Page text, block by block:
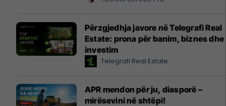
Përzgjedhja javore në Telegrafi Real
Estate: prona për banim, biznes dhe
investim
Telegrafi Real Estate
APR mendon për ju, diasporë –
mirësevini në shtëpi!